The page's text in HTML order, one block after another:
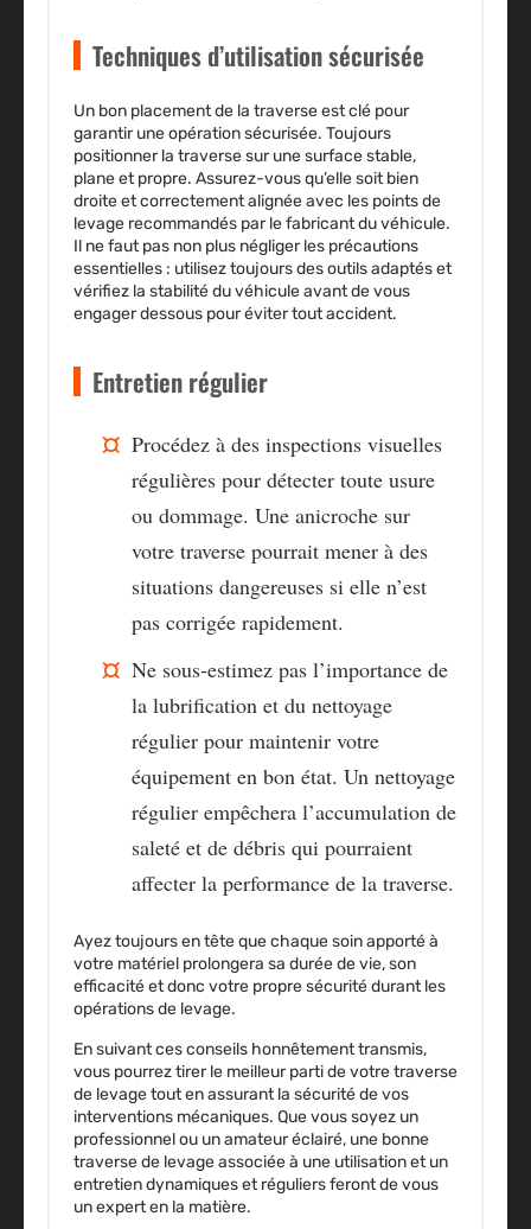
Techniques d’utilisation sécurisée
Un bon placement de la traverse est clé pour
garantir une opération sécurisée. Toujours
positionner la traverse sur une surface stable,
plane et propre. Assurez-vous qu’elle soit bien
droite et correctement alignée avec les points de
levage recommandés par le fabricant du véhicule.
Il ne faut pas non plus négliger les précautions
essentielles : utilisez toujours des outils adaptés et
vérifiez la stabilité du véhicule avant de vous
engager dessous pour éviter tout accident.
Entretien régulier
Procédez à des inspections visuelles
régulières pour détecter toute usure
ou dommage. Une anicroche sur
votre traverse pourrait mener à des
situations dangereuses si elle n’est
pas corrigée rapidement.
Ne sous-estimez pas l’importance de
la lubrification et du nettoyage
régulier pour maintenir votre
équipement en bon état. Un nettoyage
régulier empêchera l’accumulation de
saleté et de débris qui pourraient
affecter la performance de la traverse.
Ayez toujours en tête que chaque soin apporté à
votre matériel prolongera sa durée de vie, son
efficacité et donc votre propre sécurité durant les
opérations de levage.
En suivant ces conseils honnêtement transmis,
vous pourrez tirer le meilleur parti de votre traverse
de levage tout en assurant la sécurité de vos
interventions mécaniques. Que vous soyez un
professionnel ou un amateur éclairé, une bonne
traverse de levage associée à une utilisation et un
entretien dynamiques et réguliers feront de vous
un expert en la matière.